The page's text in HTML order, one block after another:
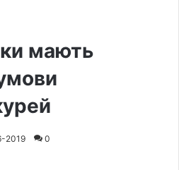
мають
2019 0